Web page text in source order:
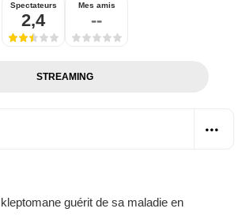
Spectateurs
2,4
Mes amis
--
STREAMING
guérit de sa maladie en